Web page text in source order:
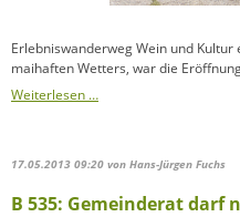
Erlebniswanderweg Wein und
maihaften Wetters, war die
Weiterlesen …
17.05.2013 09:20 von Hans-Jürgen Fuchs
B 535: Gemeinderat darf